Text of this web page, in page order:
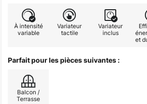
À intensité
variable
Variateur
tactile
Variateur
inclus
et
Parfait pour les pièces suivantes :
Balcon /
Terrasse